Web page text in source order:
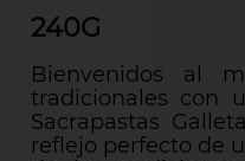
240G
Bienvenidos al
tradicionales con
Sacrapastas
reflejo perfecto de